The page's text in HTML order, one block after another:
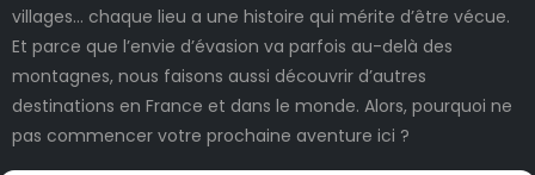
villages… chaque lieu a une histoire qui mérite d’être vécue.
Et parce que l’envie d’évasion va parfois au-delà des
montagnes, nous faisons aussi découvrir d’autres
destinations en France et dans le monde. Alors, pourquoi ne
pas commencer votre prochaine aventure ici ?